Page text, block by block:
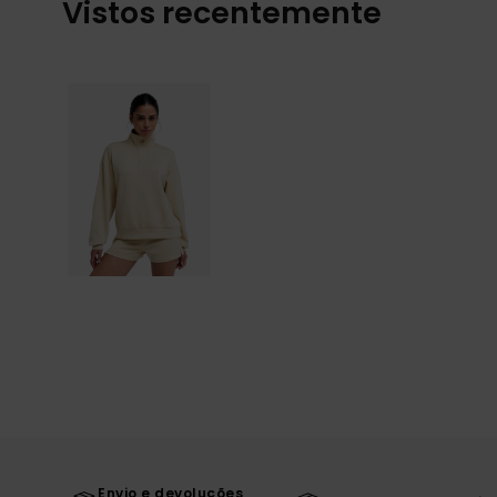
Vistos recentemente
Envio e devoluções